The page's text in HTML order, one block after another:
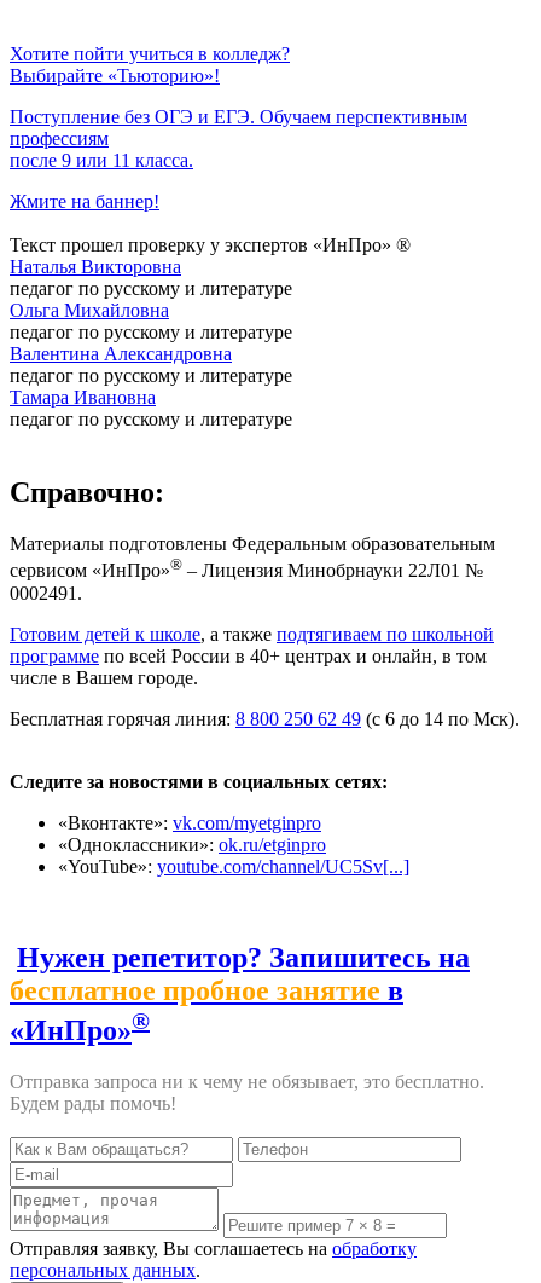
Хотите пойти учиться в колледж?
Выбирайте «Тьюторию»!
Поступление без ОГЭ и ЕГЭ. Обучаем перспективным
профессиям
после 9 или 11 класса.
Жмите на баннер!
Текст прошел проверку у экспертов «ИнПро» ®
Наталья Викторовна
педагог по русскому и литературе
Ольга Михайловна
педагог по русскому и литературе
Валентина Александровна
педагог по русскому и литературе
Тамара Ивановна
педагог по русскому и литературе
Справочно:
Материалы подготовлены Федеральным образовательным
сервисом «ИнПро»® – Лицензия Минобрнауки 22Л01 №
0002491.
Готовим детей к школе, а также подтягиваем по школьной
программе по всей России в 40+ центрах и онлайн, в том
числе в Вашем городе.
Бесплатная горячая линия: 8 800 250 62 49 (с 6 до 14 по Мск).
Следите за новостями в социальных сетях:
«Вконтакте»: vk.com/myetginpro
«Одноклассники»: ok.ru/etginpro
«YouTube»: youtube.com/channel/UC5Sv[...]
Нужен репетитор? Запишитесь на
бесплатное пробное занятие в
«ИнПро»®
Отправка запроса ни к чему не обязывает, это бесплатно.
Будем рады помочь!
Отправляя заявку, Вы соглашаетесь на обработку
персональных данных.